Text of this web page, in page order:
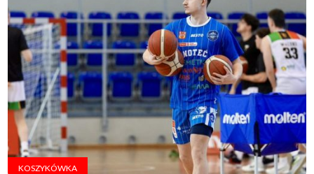
KOSZYKÓWKA